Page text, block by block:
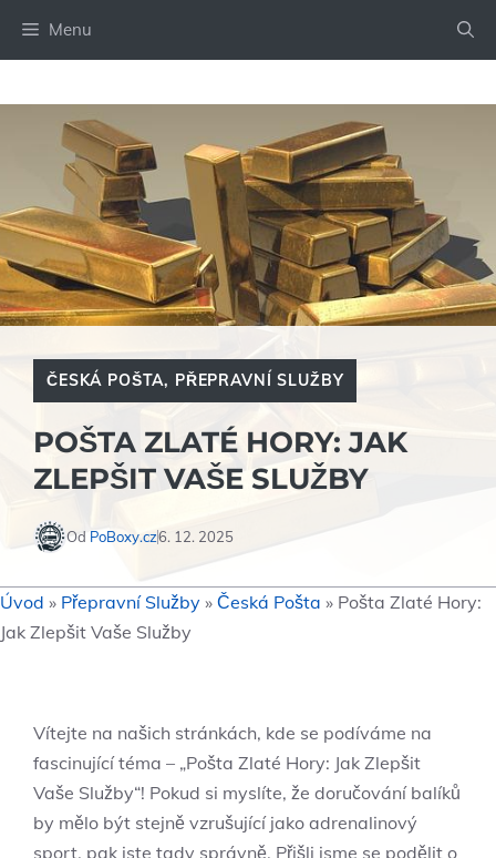
Menu
ČESKÁ POŠTA, PŘEPRAVNÍ SLUŽBY
POŠTA ZLATÉ HORY: JAK
ZLEPŠIT VAŠE SLUŽBY
Od PoBoxy.cz6. 12. 2025
Úvod » Přepravní Služby » Česká Pošta » Pošta Zlaté Hory:
Jak Zlepšit Vaše Služby
Vítejte na našich stránkách, kde se podíváme na
fascinující téma – „Pošta Zlaté Hory: Jak Zlepšit
Vaše Služby“! Pokud si myslíte, že doručování balíků
by mělo být stejně vzrušující jako adrenalinový
sport, pak jste tady správně. Přišli jsme se podělit o